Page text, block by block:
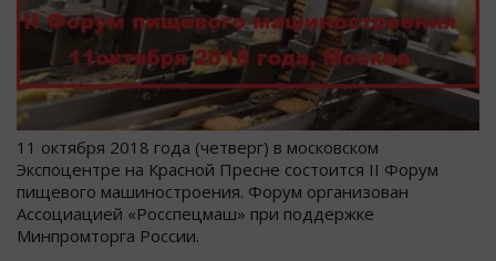
11 октября 2018 года (четверг) в московском
Экспоцентре на Красной Пресне состоится II Форум
пищевого машиностроения. Форум организован
Ассоциацией «Росспецмаш» при поддержке
Минпромторга России.